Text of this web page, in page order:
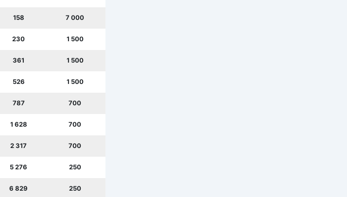
158 7 000
230 1 500
361 1 500
526 1 500
787 700
1 628 700
2 317 700
5 276 250
6 829 250